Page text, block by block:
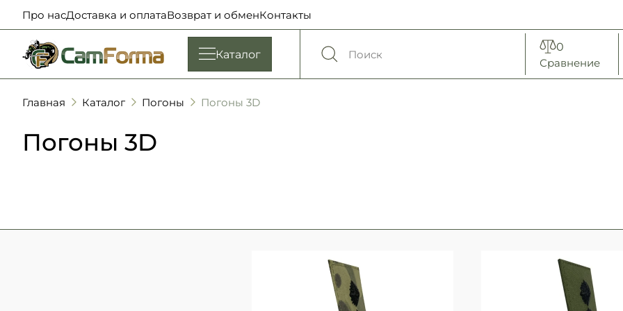
Про насДоставка и оплатаВозврат и обменКонтакты
Каталог
0
Сравнение
Главная Каталог Погоны Погоны 3D
Погоны 3D